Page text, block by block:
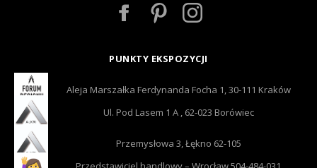
PUNKTY EKSPOZYCJI
Aleja Marszałka Ferdynanda Focha 1, 30-111 Kraków
Ul. Pod Lasem 1 A , 62-023 Borówiec
Przemysłowa 3, Łękno 62-105